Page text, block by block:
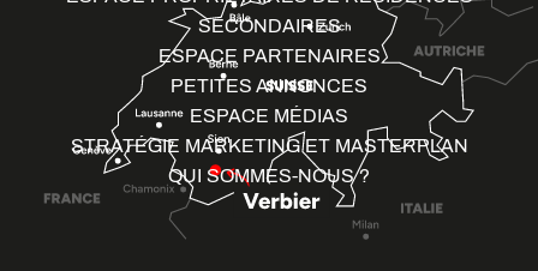
SECONDAIRES
ESPACE PARTENAIRES
PETITES ANNONCES
ESPACE MÉDIAS
STRATÉGIE MARKETING ET MASTERPLAN
QUI SOMMES-NOUS ?